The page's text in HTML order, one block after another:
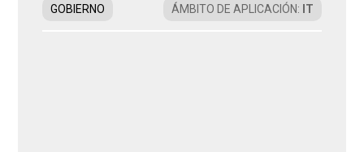
GOBIERNO ÁMBITO DE APLICACIÓN: IT